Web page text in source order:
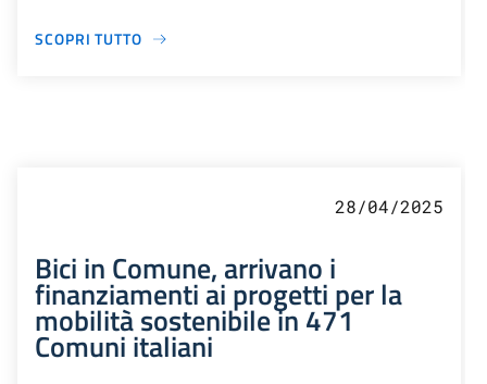
SCOPRI TUTTO
28/04/2025
Bici in Comune, arrivano i
finanziamenti ai progetti per la
mobilità sostenibile in 471
Comuni italiani